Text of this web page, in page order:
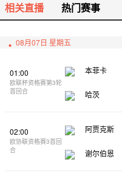
相关直播 热门赛事
08月07日 星期五
01:00
欧联杯资格赛第3轮
首回合
本菲卡
哈茨
02:00
欧协联资格赛3首回
合
阿贾克斯
谢尔伯恩